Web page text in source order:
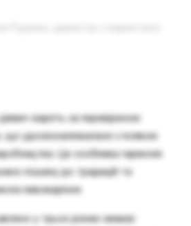
варять за перевіреною
що удосконалювалася з появою
Це особлива гармонія
пошану до традицій та
пивоваріння.
у трьох різних смаках: